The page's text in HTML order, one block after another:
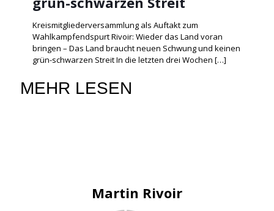
Kreismitgliederversammlung als Auftakt zum
Wahlkampfendspurt Rivoir: Wieder das Land voran
bringen – Das Land braucht neuen Schwung und keinen
grün-schwarzen Streit In die letzten drei Wochen […]
MEHR LESEN
Martin Rivoir